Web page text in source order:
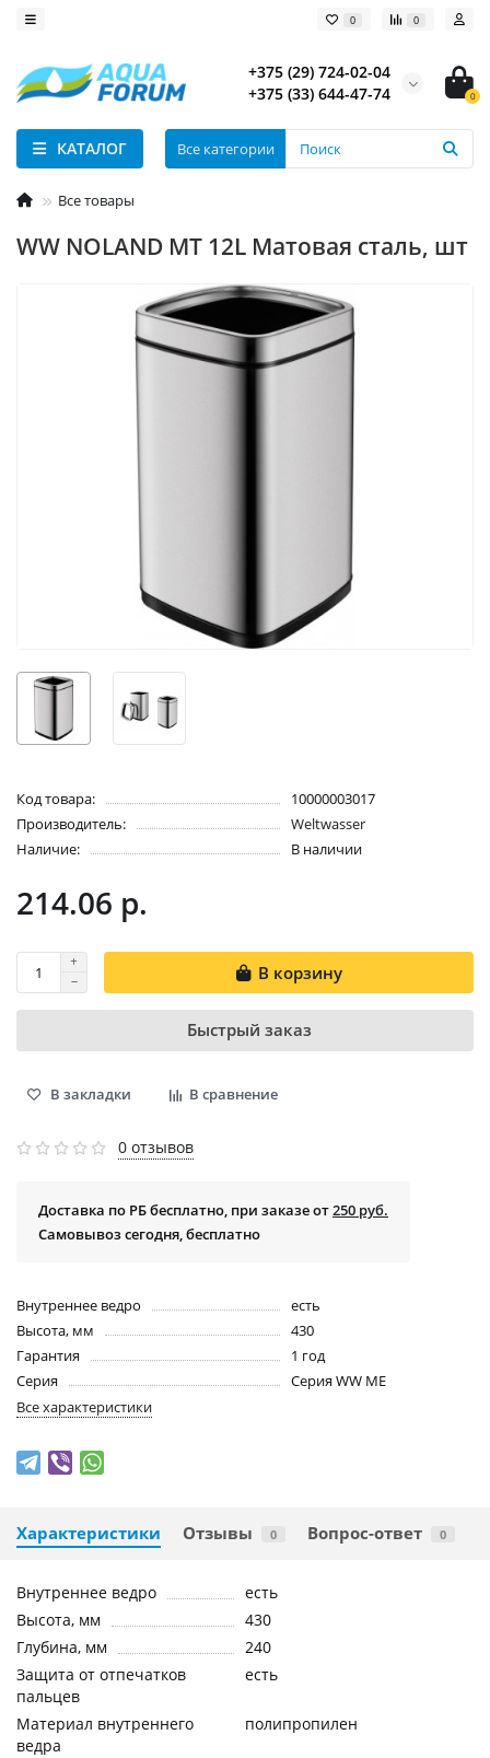
0 0
+375 (29) 724-02-04
+375 (33) 644-47-74
0
КАТАЛОГ Все категории
Все товары
WW NOLAND MT 12L Матовая сталь, шт
Код товара:
10000003017
Производитель:
Weltwasser
Наличие:
В наличии
214.06 р.
В корзину
Быстрый заказ
В закладки В сравнение
0 отзывов
Доставка по РБ бесплатно, при заказе от250 руб.
Самовывоз сегодня, бесплатно
Внутреннее ведро
есть
Высота, мм
430
Гарантия
1 год
Серия
Серия WW ME
Все характеристики
Характеристики Отзывы 0 Вопрос-ответ 0
Внутреннее ведро
есть
Высота, мм
430
Глубина, мм
240
Защита от отпечатков
пальцев
есть
Материал внутреннего
ведра
полипропилен